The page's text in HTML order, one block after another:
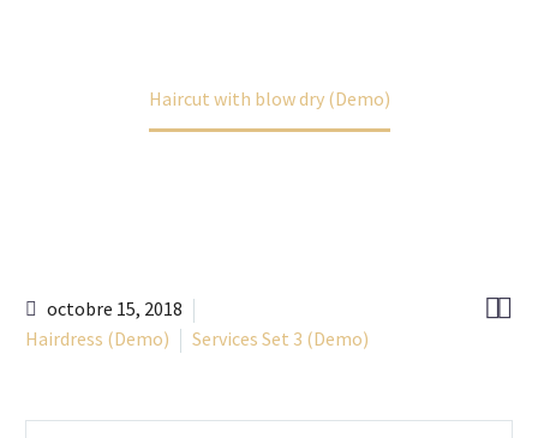
Haircut with blow dry (Demo)

octobre 15, 2018
Hairdress (Demo)
Services Set 3 (Demo)